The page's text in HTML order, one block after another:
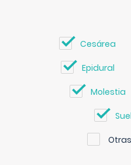
Cesárea
Epidural
Molestia